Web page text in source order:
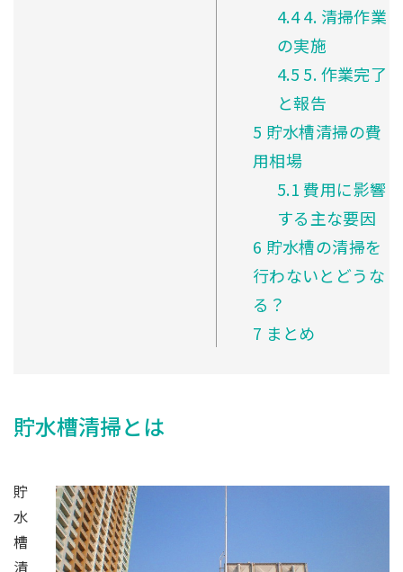
4.44. 清掃作業
の実施
4.5 5. 作業完了
と報告
5 貯水槽清掃の費
用相場
5.1 費用に影響
する主な要因
6 貯水槽の清掃を
行わないとどうな
る？
7 まとめ
貯水槽清掃とは
貯
水
槽
清